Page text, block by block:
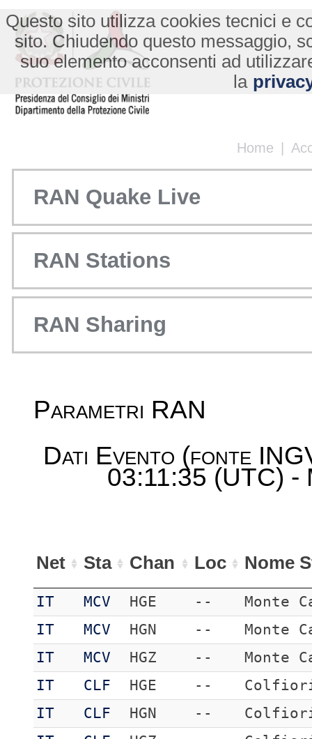
Home |
Questo sito utilizza cookies tecnici e
sito. Chiudendo questo messaggio,
suo elemento acconsenti ad
la
RAN Quake Live
RAN Stations
RAN Sharing
Parametri RAN
Dati Evento (fonte
03:11:35 (UTC) -
Net Sta Chan Loc Nome
IT MCV HGE --
Monte
IT
MCV HGN --
Monte
IT
MCV HGZ --
Monte
IT
CLF HGE --
IT
CLF HGN --